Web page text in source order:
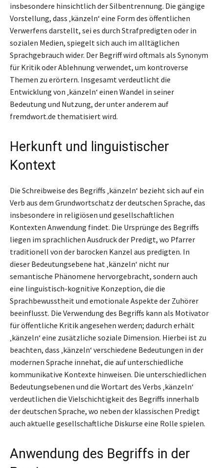
insbesondere hinsichtlich der Silbentrennung. Die gängige
Vorstellung, dass ‚känzeln‘ eine Form des öffentlichen
Verwerfens darstellt, sei es durch Strafpredigten oder in
sozialen Medien, spiegelt sich auch im alltäglichen
Sprachgebrauch wider. Der Begriff wird oftmals als Synonym
für Kritik oder Ablehnung verwendet, um kontroverse
Themen zu erörtern. Insgesamt verdeutlicht die
Entwicklung von ‚känzeln‘ einen Wandel in seiner
Bedeutung und Nutzung, der unter anderem auf
fremdwort.de thematisiert wird.
Herkunft und linguistischer
Kontext
Die Schreibweise des Begriffs ‚känzeln‘ bezieht sich auf ein
Verb aus dem Grundwortschatz der deutschen Sprache, das
insbesondere in religiösen und gesellschaftlichen
Kontexten Anwendung findet. Die Ursprünge des Begriffs
liegen im sprachlichen Ausdruck der Predigt, wo Pfarrer
traditionell von der barocken Kanzel aus predigten. In
dieser Bedeutungsebene hat ‚känzeln‘ nicht nur
semantische Phänomene hervorgebracht, sondern auch
eine linguistisch-kognitive Konzeption, die die
Sprachbewusstheit und emotionale Aspekte der Zuhörer
beeinflusst. Die Verwendung des Begriffs kann als Motivator
für öffentliche Kritik angesehen werden; dadurch erhält
‚känzeln‘ eine zusätzliche soziale Dimension. Hierbei ist zu
beachten, dass ‚känzeln‘ verschiedene Bedeutungen in der
modernen Sprache innehat, die auf unterschiedliche
kommunikative Kontexte hinweisen. Die unterschiedlichen
Bedeutungsebenen und die Wortart des Verbs ‚känzeln‘
verdeutlichen die Vielschichtigkeit des Begriffs innerhalb
der deutschen Sprache, wo neben der klassischen Predigt
auch aktuelle gesellschaftliche Diskurse eine Rolle spielen.
Anwendung des Begriffs in der